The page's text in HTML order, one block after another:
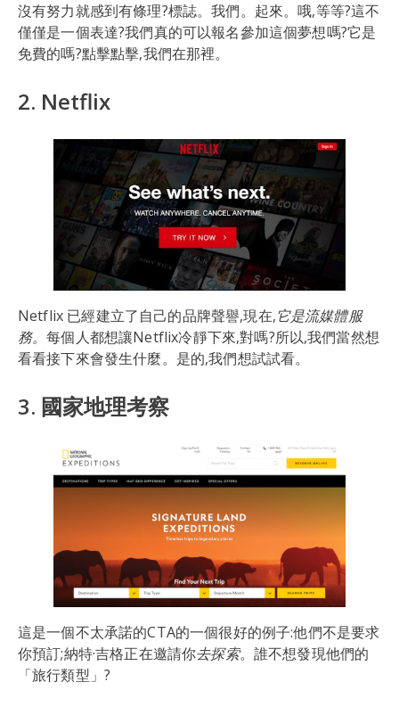
沒有努力就感到有條理?標誌。我們。起來。哦,等等?這不
僅僅是一個表達?我們真的可以報名參加這個夢想嗎?它是
免費的嗎?點擊點擊,我們在那裡。
2. Netflix
Netflix 已經建立了自己的品牌聲譽,現在,它是流媒體服
務。每個人都想讓Netflix冷靜下來,對嗎?所以,我們當然想
看看接下來會發生什麼。是的,我們想試試看。
3. 國家地理考察
這是一個不太承諾的CTA的一個很好的例子:他們不是要求
你預訂;納特·吉格正在邀請你去探索。誰不想發現他們的
「旅行類型」?